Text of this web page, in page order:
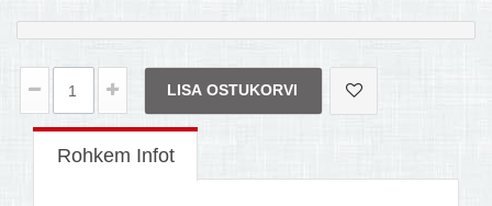
LISA OSTUKORVI
Rohkem Infot